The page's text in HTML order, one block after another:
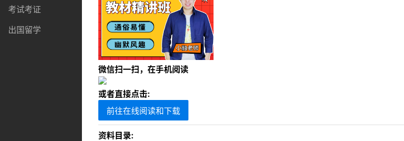
考试考证
出国留学
微信扫一扫，在手机阅读
或者直接点击:
前往在线阅读和下载
资料目录: